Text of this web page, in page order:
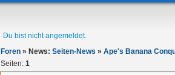
Du bist nicht angemeldet.
Foren » News: Seiten-News » Ape's Banana
Seiten: 1